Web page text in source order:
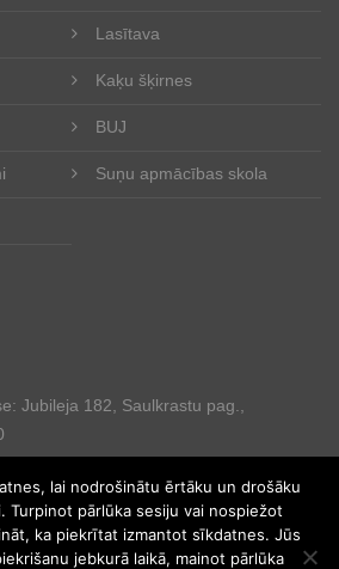
Lasītava
Kaķu šķirnes
BUJ
Suņu apmācības skola
Jubileja 182, Saulkrastu pag.,
lai nodrošinātu ērtāku un drošāku
Turpinot pārlūka sesiju vai nospiežot
ka piekrītat izmantot sīkdatnes. Jūs
jebkurā laikā, mainot pārlūka